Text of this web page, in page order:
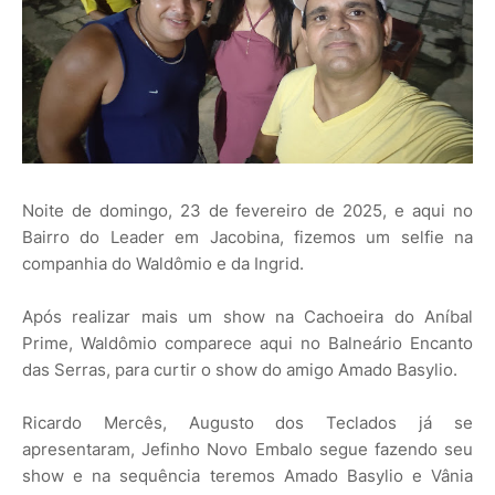
Noite de domingo, 23 de fevereiro de 2025, e aqui no
Bairro do Leader em Jacobina, fizemos um selfie na
companhia do Waldômio e da Ingrid.
Após realizar mais um show na Cachoeira do Aníbal
Prime, Waldômio comparece aqui no Balneário Encanto
das Serras, para curtir o show do amigo Amado Basylio.
Ricardo Mercês, Augusto dos Teclados já se
apresentaram, Jefinho Novo Embalo segue fazendo seu
show e na sequência teremos Amado Basylio e Vânia